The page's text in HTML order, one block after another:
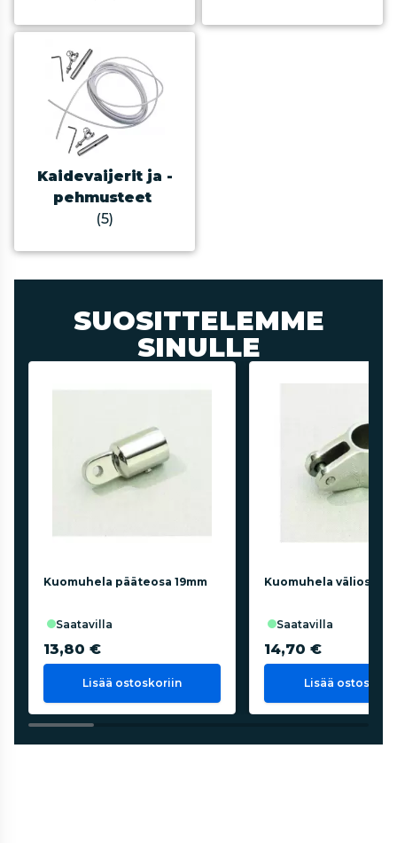
Kaidevaijerit ja -
pehmusteet
(5)
SUOSITTELEMME
SINULLE
Kuomuhela pääteosa 19mm
saatavilla
13,80 €
Lisää ostoskoriin
Kuomuhela väliosa
saatavilla
14,70 €
Lisää